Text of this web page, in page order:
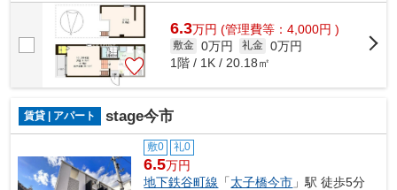
らの物件はアパートです。物件情報を数...
6.3万円 (管理費等：4,000円 )
敷金 0万円 礼金 0万円
1階 / 1K / 20.18㎡
賃貸 | アパート stage今市
敷0 礼0
6.5万円
地下鉄谷町線 「太子橋今市 」駅 徒歩5分